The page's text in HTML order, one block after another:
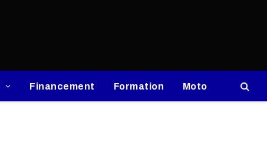
Financement Formation Moto